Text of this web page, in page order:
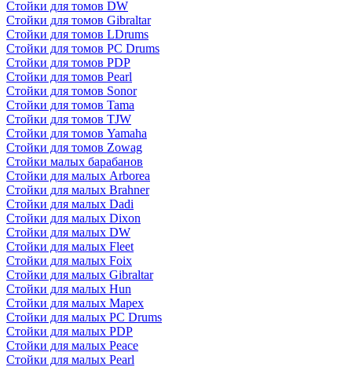
Стойки для томов DW
Стойки для томов Gibraltar
Стойки для томов LDrums
Стойки для томов PC Drums
Стойки для томов PDP
Стойки для томов Pearl
Стойки для томов Sonor
Стойки для томов Tama
Стойки для томов TJW
Стойки для томов Yamaha
Стойки для томов Zowag
Стойки малых барабанов
Стойки для малых Arborea
Стойки для малых Brahner
Стойки для малых Dadi
Стойки для малых Dixon
Стойки для малых DW
Стойки для малых Fleet
Стойки для малых Foix
Стойки для малых Gibraltar
Стойки для малых Hun
Стойки для малых Mapex
Стойки для малых PC Drums
Стойки для малых PDP
Стойки для малых Peace
Стойки для малых Pearl